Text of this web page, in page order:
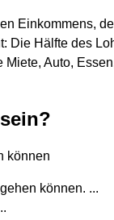
Einkommens,
Die Hälfte des
Auto,
können
können. ...